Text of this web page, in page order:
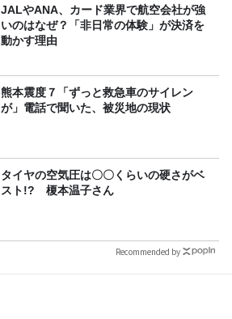
JALやANA、カード業界で航空会社が強
いのはなぜ？「非日常の体験」が決済を
動かす理由
熊本震度７「ずっと救急車のサイレン
が」電話で聞いた、被災地の現状
タイヤの空気圧は〇〇くらいの硬さがベ
スト!? 榎本温子さん
Recommended by